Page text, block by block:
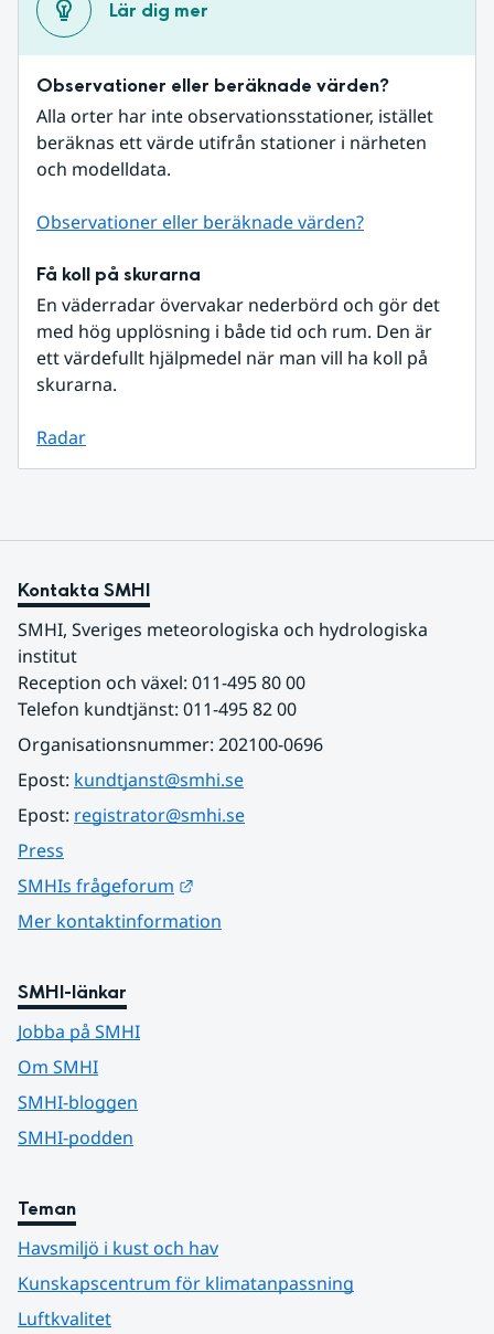
Lär dig mer
Observationer eller beräknade värden?
Alla orter har inte observationsstationer, istället
beräknas ett värde utifrån stationer i närheten
och modelldata.
Observationer eller beräknade värden?
Få koll på skurarna
En väderradar övervakar nederbörd och gör det
med hög upplösning i både tid och rum. Den är
ett värdefullt hjälpmedel när man vill ha koll på
skurarna.
Radar
Kontakta SMHI
SMHI, Sveriges meteorologiska och hydrologiska
institut
Reception och växel: 011-495 80 00
Telefon kundtjänst: 011-495 82 00
Organisationsnummer: 202100-0696
Epost: kundtjanst@smhi.se
Epost: registrator@smhi.se
Press
SMHIs frågeforum
Mer kontaktinformation
SMHI-länkar
Jobba på SMHI
Om SMHI
SMHI-bloggen
SMHI-podden
Teman
Havsmiljö i kust och hav
Kunskapscentrum för klimatanpassning
Luftkvalitet